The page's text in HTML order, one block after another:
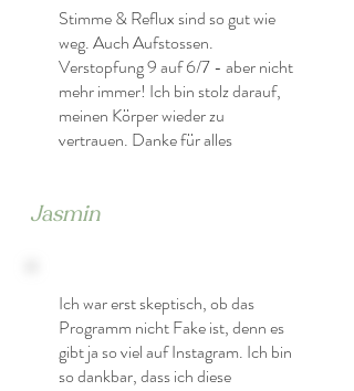
Stimme & Reflux sind so gut wie
weg. Auch Aufstossen.
Verstopfung 9 auf 6/7 - aber nicht
mehr immer! Ich bin stolz darauf,
meinen Körper wieder zu
vertrauen. Danke für alles
Jasmin
Ich war erst skeptisch, ob das
Programm nicht Fake ist, denn es
gibt ja so viel auf Instagram. Ich bin
so dankbar, dass ich diese